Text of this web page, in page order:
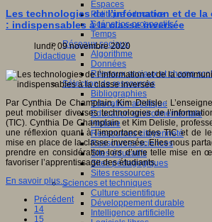
Espaces
Politique éducative
Scénarios prospectifs
Temps
Réseaux sociaux
Algorithme
Données
Réseaux sociaux et champ
Sélection de ressources
Bibliographies
Education artistique
Education environnementale
Histoire
Ressources citoyenneté
Ressources sciences
Sites éducatifs
Sites pédagogiques
Sites ressources
Sciences et techniques
Culture scientifique
Développement durable
Intelligence artificielle
Les technologies de l’information et de la
: indispensables à la classe inversée
lundi, 09 novembre 2020
Didactique
Par Cynthia De Champlain, Kim Delisle :
peut mobiliser diverses technologies de
(TIC). Cynthia De Champlain et Kim Delisle,
une réflexion quant à l’importance des TIC et de
mise en place de la classe inversée. Elles nous
prendre en considération lors d’une telle mise en
favoriser l’apprentissage des étudiants.
En savoir plus...
Précédent
14
15